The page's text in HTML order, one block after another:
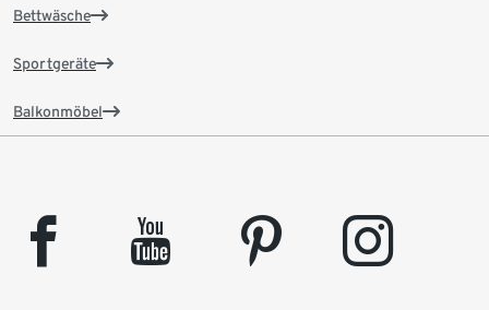
Bettwäsche
Sportgeräte
Balkonmöbel
facebook youtube pinterest instagram